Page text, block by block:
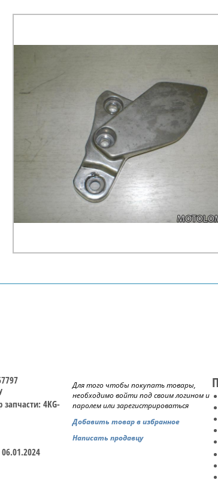
4KG-
Для того чтобы покупать товары,
необходимо войти под своим логином и
паролем или зарегистрироваться
Добавить товар в избранное
Написать продавцу